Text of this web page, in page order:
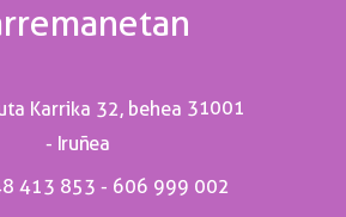
Karrika 32, behea 31001
- Iruñea
413 853 - 606 999 002